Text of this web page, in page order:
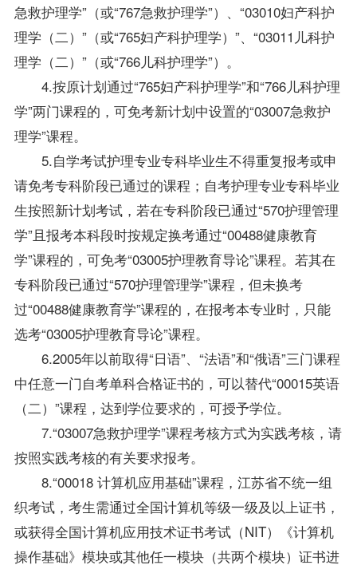
急救护理学”（或“767急救护理学”）、“03010妇产科护
理学（二）”（或“765妇产科护理学）”、“03011儿科护
理学（二）”（或“766儿科护理学”）。
4.按原计划通过“765妇产科护理学”和“766儿科护理
学”两门课程的，可免考新计划中设置的“03007急救护
理学”课程。
5.自学考试护理专业专科毕业生不得重复报考或申
请免考专科阶段已通过的课程；自考护理专业专科毕业
生按照新计划考试，若在专科阶段已通过“570护理管理
学”且报考本科段时按规定换考通过“00488健康教育
学”课程的，可免考“03005护理教育导论”课程。若其在
专科阶段已通过“570护理管理学”课程，但未换考
过“00488健康教育学”课程的，在报考本专业时，只能
选考“03005护理教育导论”课程。
6.2005年以前取得“日语”、“法语”和“俄语”三门课程
中任意一门自考单科合格证书的，可以替代“00015英语
（二）”课程，达到学位要求的，可授予学位。
7.“03007急救护理学”课程考核方式为实践考核，请
按照实践考核的有关要求报考。
8.“00018 计算机应用基础”课程，江苏省不统一组
织考试，考生需通过全国计算机等级一级及以上证书，
或获得全国计算机应用技术证书考试（NIT）《计算机
操作基础》模块或其他任一模块（共两个模块）证书进